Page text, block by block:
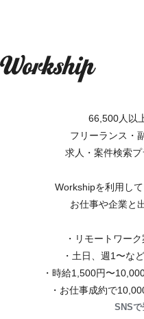
66,500人以
フリーランス・
求人・案件検索
Workshipを利用し
お仕事や企業と
・リモートワー
・土日、週1〜な
・時給1,500円〜
・お仕事成約で
SNSで